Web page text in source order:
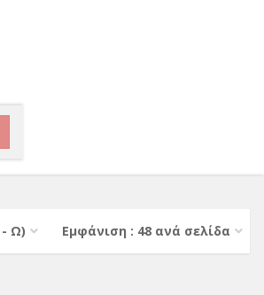
Εμφάνιση : 48 ανά σελίδα
- Ω)